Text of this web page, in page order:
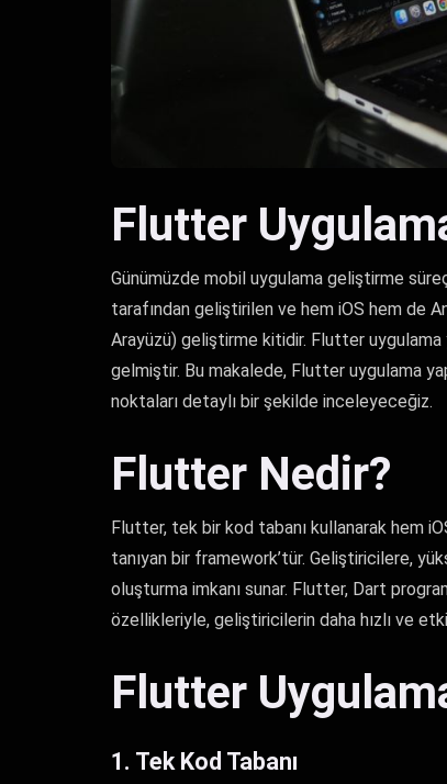
Flutter
Günümüzde mobil uygulama geliştirme
tarafından geliştirilen ve hem iOS hem de
Arayüzü) geliştirme kitidir. Flutter
gelmiştir. Bu makalede, Flutter uygulama
noktaları detaylı bir şekilde inceleyeceğiz.
Flutter Nedir?
Flutter, tek bir kod tabanı kullanarak hem
tanıyan bir framework’tür. Geliştiricilere,
oluşturma imkanı sunar. Flutter, Dart
özellikleriyle, geliştiricilerin daha hızlı ve
Flutter
1. Tek Kod Tabanı